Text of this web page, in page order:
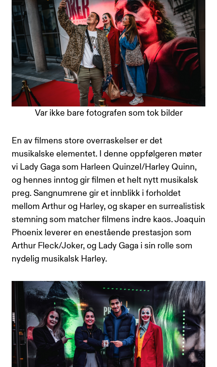
Var ikke bare fotografen som tok bilder
En av filmens store overraskelser er det
musikalske elementet. I denne oppfølgeren møter
vi Lady Gaga som Harleen Quinzel/Harley Quinn,
og hennes inntog gir filmen et helt nytt musikalsk
preg. Sangnumrene gir et innblikk i forholdet
mellom Arthur og Harley, og skaper en surrealistisk
stemning som matcher filmens indre kaos. Joaquin
Phoenix leverer en enestående prestasjon som
Arthur Fleck/Joker, og Lady Gaga i sin rolle som
nydelig musikalsk Harley.